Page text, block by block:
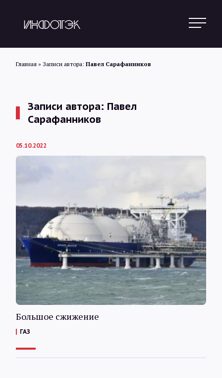
Новости
Обзоры
Интервью
Карты
О нас
Главная » Записи автора: Павел Сарафанников
Записи автора: Павел
Сарафанников
05.10.2022
Большое сжижение
ГАЗ